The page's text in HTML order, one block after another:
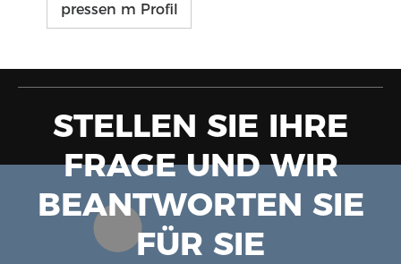
pressen m Profil
STELLEN SIE IHRE
FRAGE UND WIR
BEANTWORTEN SIE
FÜR SIE